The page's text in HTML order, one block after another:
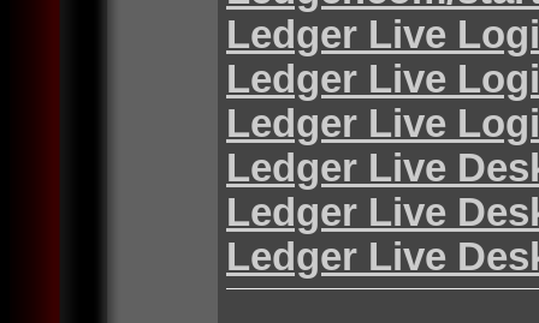
Ledger Live
Ledger Live
Ledger Live
Ledger Live
Ledger Live
Ledger Live